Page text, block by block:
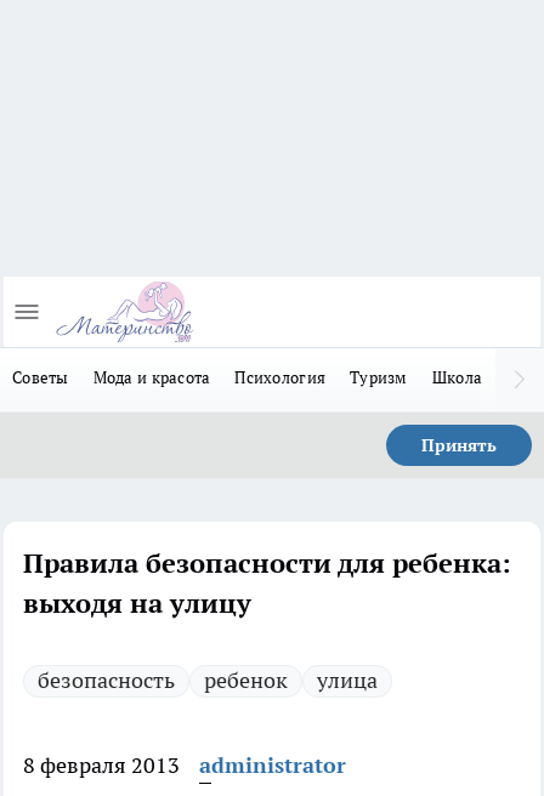
Советы Мода и красота Психология Туризм Школа
Принять
Правила безопасности для ребенка:
выходя на улицу
безопасность ребенок улица
8 февраля 2013
administrator